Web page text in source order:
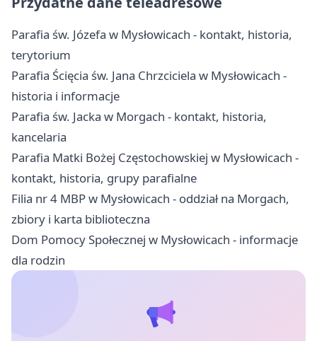
Parafia św. Józefa w Mysłowicach - kontakt, historia,
terytorium
Parafia Ścięcia św. Jana Chrzciciela w Mysłowicach -
historia i informacje
Parafia św. Jacka w Morgach - kontakt, historia,
kancelaria
Parafia Matki Bożej Częstochowskiej w Mysłowicach -
kontakt, historia, grupy parafialne
Filia nr 4 MBP w Mysłowicach - oddział na Morgach,
zbiory i karta biblioteczna
Dom Pomocy Społecznej w Mysłowicach - informacje
dla rodzin